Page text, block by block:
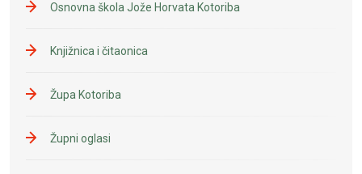
Osnovna škola Jože Horvata Kotoriba
Knjižnica i čitaonica
Župa Kotoriba
Župni oglasi